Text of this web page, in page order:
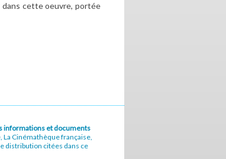
cette oeuvre, portée
informations et documents
Cinémathèque française,
distribution citées dans ce